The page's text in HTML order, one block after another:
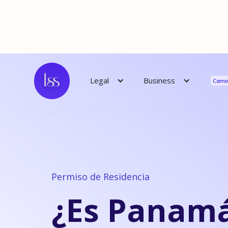
Legal Business
Permiso de Residencia
¿Es